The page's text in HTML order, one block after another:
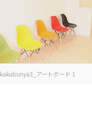
kakubunya3_アートボード 1